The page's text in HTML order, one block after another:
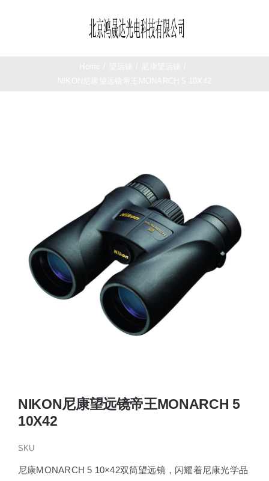
NIKON尼康望远镜帝王MONARCH 5
10X42
SKU
尼康MONARCH 5 10×42双筒望远镜，闪耀着尼康光学品